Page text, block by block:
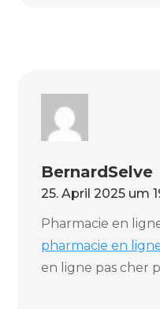
BernardSelve
25. April 2025 um
Pharmacie en
pharmacie en
en ligne pas cher